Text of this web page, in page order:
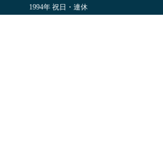
1994年 祝日・連休